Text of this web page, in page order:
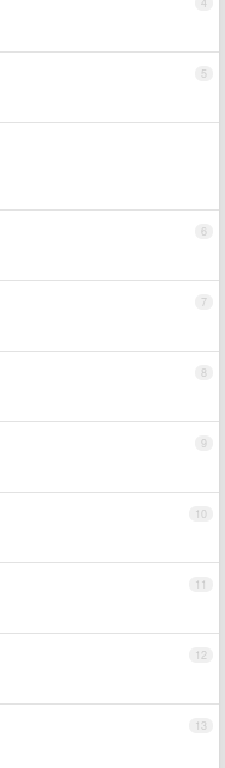
5
6
7
8
9
10
11
12
13